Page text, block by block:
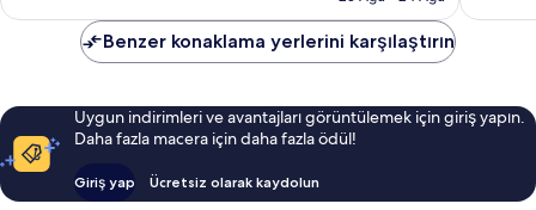
Benzer konaklama yerlerini karşılaştırın
Uygun indirimleri ve avantajları görüntülemek için giriş yapın.
Daha fazla macera için daha fazla ödül!
Giriş yap Ücretsiz olarak kaydolun